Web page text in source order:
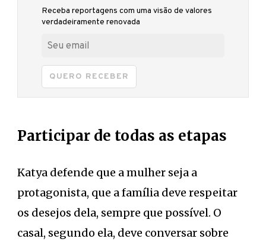
Receba reportagens com uma visão de valores
verdadeiramente renovada
QUERO RECEBER
Participar de todas as etapas
Katya defende que a mulher seja a
protagonista, que a família deve respeitar
os desejos dela, sempre que possível. O
casal, segundo ela, deve conversar sobre